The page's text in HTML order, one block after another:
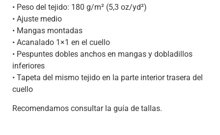
• Peso del tejido: 180 g/m² (5,3 oz/yd²)
• Ajuste medio
• Mangas montadas
• Acanalado 1×1 en el cuello
• Pespuntes dobles anchos en mangas y dobladillos
inferiores
• Tapeta del mismo tejido en la parte interior trasera del
cuello
Recomendamos consultar la guía de tallas.